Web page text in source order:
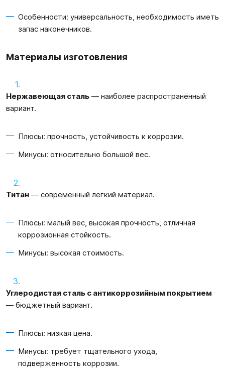
Особенности: универсальность, необходимость иметь
запас наконечников.
Материалы изготовления
Нержавеющая сталь — наиболее распространённый
вариант.
Плюсы: прочность, устойчивость к коррозии.
Минусы: относительно большой вес.
Титан — современный лёгкий материал.
Плюсы: малый вес, высокая прочность, отличная
коррозионная стойкость.
Минусы: высокая стоимость.
Углеродистая сталь с антикоррозийным покрытием
— бюджетный вариант.
Плюсы: низкая цена.
Минусы: требует тщательного ухода,
подверженность коррозии.